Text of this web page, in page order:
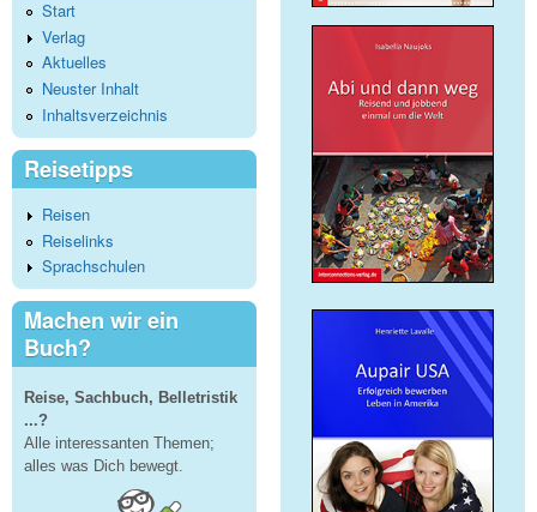
Start
Verlag
Aktuelles
Neuster Inhalt
Inhaltsverzeichnis
Reisetipps
Reisen
Reiselinks
Sprachschulen
Machen wir ein
Buch?
Reise, Sachbuch, Belletristik
...?
Alle interessanten Themen;
alles was Dich bewegt.